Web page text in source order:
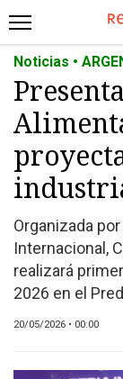
INICIO
NOTICIAS
NOTICIAS
PROTEÍNAS
ALTERNATIVAS
ANIMAL
FOODTECH
OTROS
QUIÉNES
Noticias •
Organizada por
Internacional,
realizará
2026 en el
20/05/2026 • 00:00